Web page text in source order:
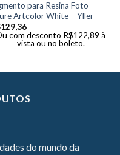
para Resina Foto
Artcolor White – Yller
129,36
com desconto R$122,89 à
vista ou no boleto.
do mundo da